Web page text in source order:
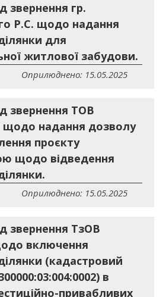
звернення гр.
Р.С. щодо надання
для
житлової забудови.
Оприлюднено: 15.05.2025
звернення ТОВ
щодо надання дозволу
проєкту
щодо відведення
Оприлюднено: 15.05.2025
звернення ТзОВ
включення
(кадастровий
в
привабливих